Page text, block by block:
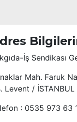
İş Sendikası
Mah. Faruk
Levent / İSTANBUL
: 0535 973 63